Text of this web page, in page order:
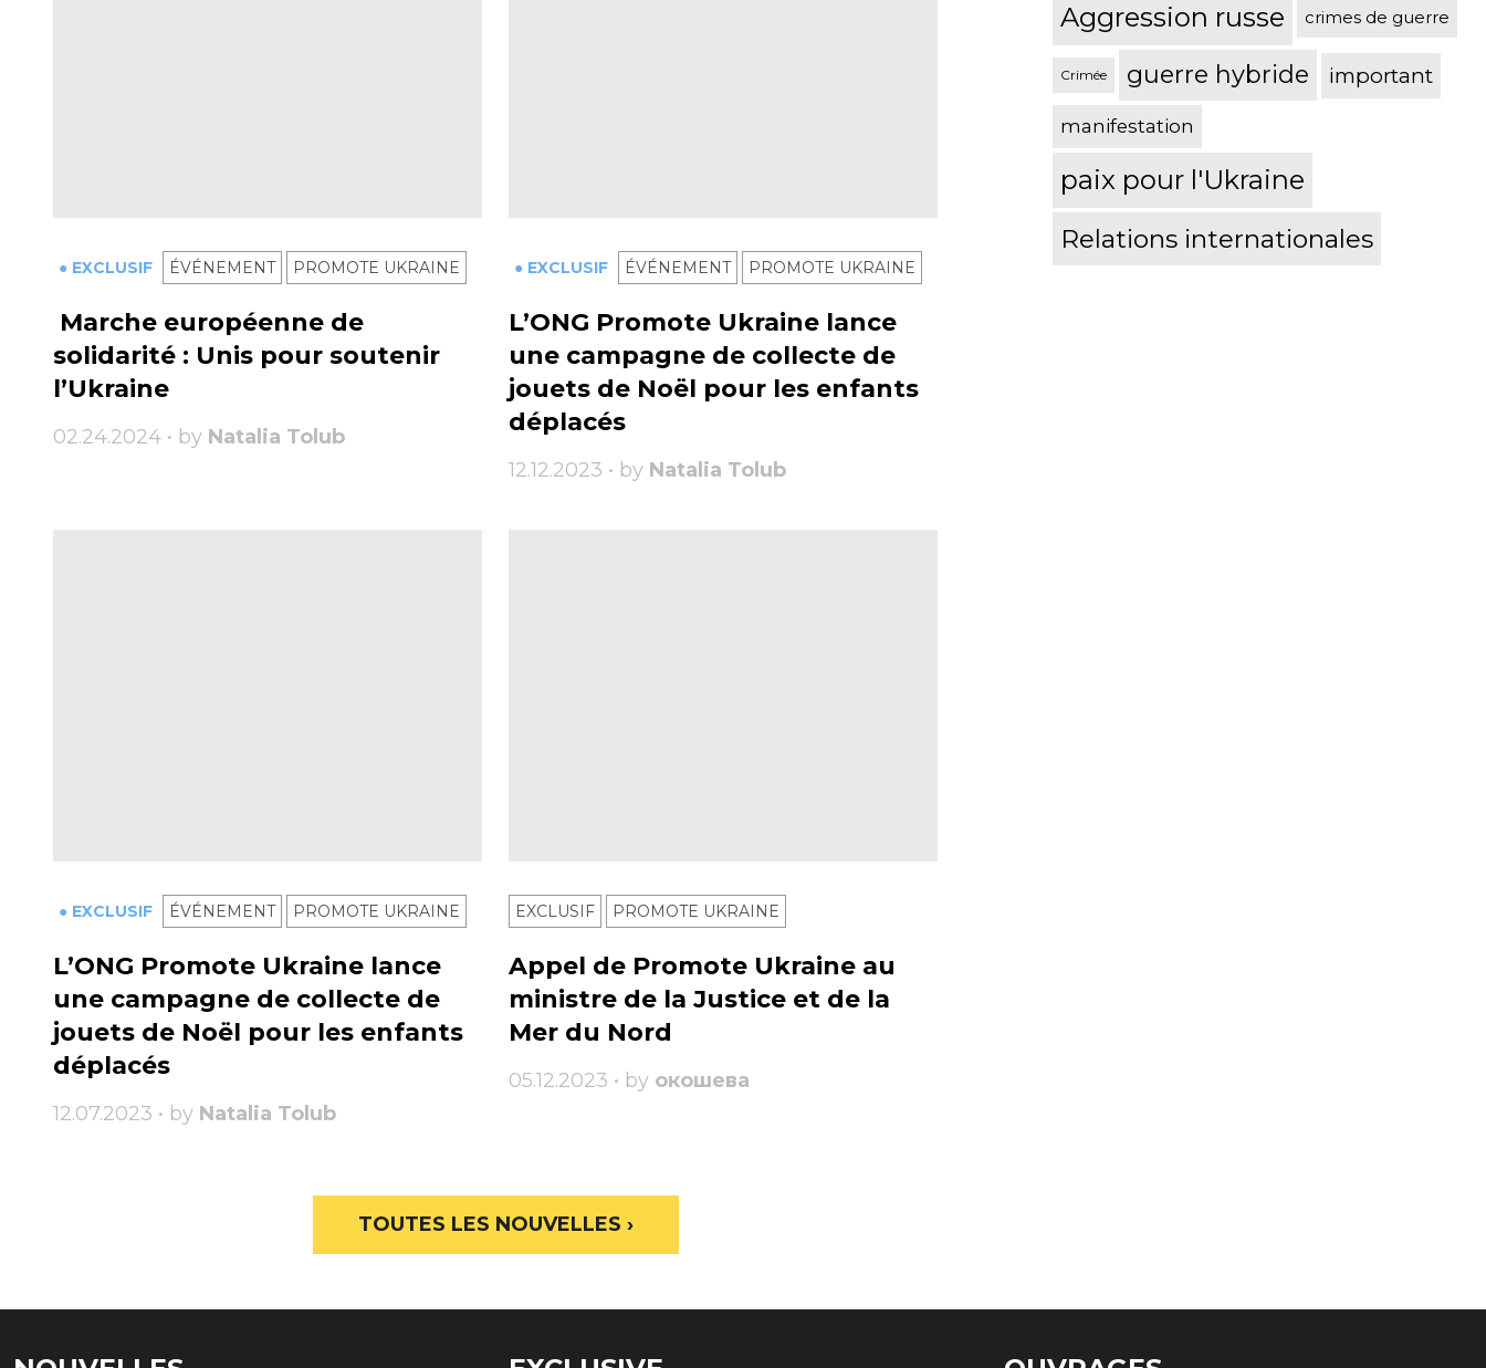
● EXCLUSIF ÉVÉNEMENT PROMOTE UKRAINE
Marche européenne de
solidarité : Unis pour soutenir
l’Ukraine
02.24.2024 • by Natalia Tolub
● EXCLUSIF ÉVÉNEMENT PROMOTE UKRAINE
L’ONG Promote Ukraine lance
une campagne de collecte de
jouets de Noël pour les enfants
déplacés
12.12.2023 • by Natalia Tolub
● EXCLUSIF ÉVÉNEMENT PROMOTE UKRAINE
L’ONG Promote Ukraine lance
une campagne de collecte de
jouets de Noël pour les enfants
déplacés
12.07.2023 • by Natalia Tolub
EXCLUSIF PROMOTE UKRAINE
Appel de Promote Ukraine au
ministre de la Justice et de la
Mer du Nord
05.12.2023 • by окошева
TOUTES LES NOUVELLES ›
Aggression russe crimes de guerre
Crimée guerre hybride important
manifestation
paix pour l'Ukraine
Relations internationales